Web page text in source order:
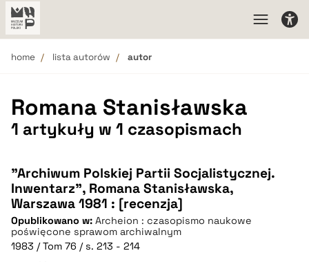
home lista autorów autor
Romana Stanisławska
1 artykuły w 1 czasopismach
"Archiwum Polskiej Partii Socjalistycznej.
Inwentarz", Romana Stanisławska,
Warszawa 1981 : [recenzja]
Opublikowano w: Archeion : czasopismo naukowe
poświęcone sprawom archiwalnym
1983 / Tom 76 / s. 213 - 214